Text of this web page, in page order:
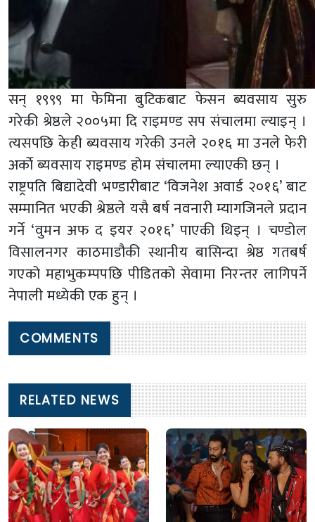
सन् १९९९ मा फेमिना बुटिकबाट फेसन ब्यवसाय सुरु
गरेकी श्रेष्ठले २००५मा दि राइमण्ड सप संचालमा ल्याइन् ।
त्यसपछि केही ब्यवसाय गरेकी उनले २०१६ मा उनले फेरी
अर्काे ब्यवसाय राइमण्ड होम संचालमा ल्याएकी छन् ।
राष्ट्रपति बिद्यादेवी भण्डारीबाट ‘विजनेश अवार्ड २०१६’ बाट
सम्मानित भएकी श्रेष्ठले यसै बर्ष नवनारी म्यागजिनले प्रदान
गर्ने ‘वुमन अफ द इयर २०१६’ पाएकी थिइन् । चण्डोल
विसालनगर काठमाडौकी स्थानीय बासिन्दा श्रेष्ठ गतबर्ष
गएको महाभुकम्पपछि पीडितको सेवामा निरन्तर लागिपर्ने
नेपाली मध्येकी एक हुन् ।
COMMENTS
RELATED NEWS